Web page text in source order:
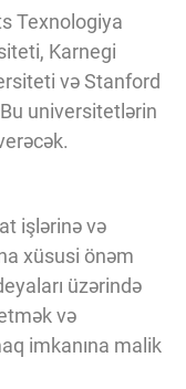
Texnologiya
Karnegi
və Stanford
universitetlərin
işlərinə və
xüsusi önəm
üzərində
və
imkanına malik